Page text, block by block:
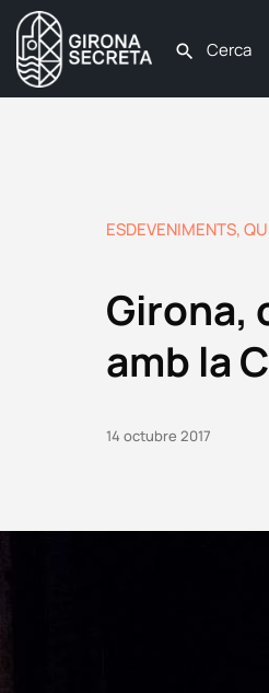
ESDEVENIMENTS,
Girona,
amb la
14 octubre 2017